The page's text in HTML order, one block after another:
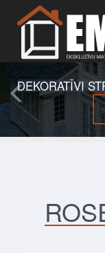
DEKORATĪVI